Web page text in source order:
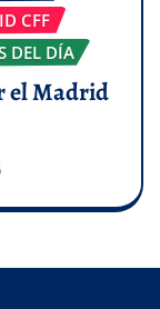
CFF
DEL DÍA
el Madrid